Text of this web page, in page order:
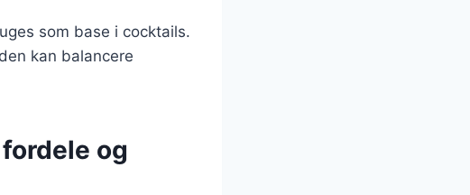
som base i cocktails.
kan balancere
og